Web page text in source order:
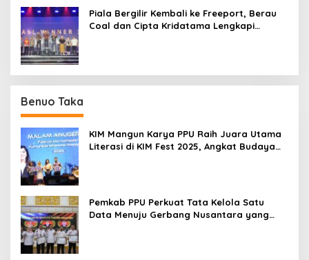
Piala Bergilir Kembali ke Freeport, Berau
Coal dan Cipta Kridatama Lengkapi
Benuo Taka
KIM Mangun Karya PPU Raih Juara Utama
Literasi di KIM Fest 2025, Angkat Budaya
Pemkab PPU Perkuat Tata Kelola Satu
Data Menuju Gerbang Nusantara yang